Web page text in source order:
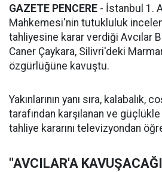
GAZETE PENCERE - İstanbul 1.
Mahkemesi'nin tutukluluk
tahliyesine karar verdiği Avcılar
Caner Çaykara, Silivri'deki
özgürlüğüne kavuştu.
Yakınlarının yanı sıra, kalabalık,
tarafından karşılanan ve
tahliye kararını televizyondan
"AVCILAR'A